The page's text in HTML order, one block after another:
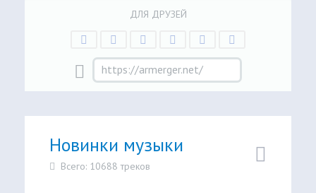
ДЛЯ ДРУЗЕЙ
Новинки музыки
Всего: 10688 треков